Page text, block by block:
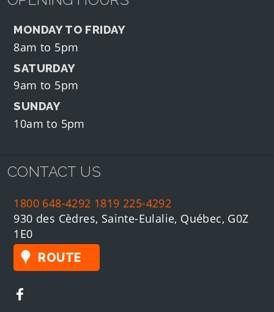
MONDAY TO FRIDAY
8am to 5pm
SATURDAY
9am to 5pm
SUNDAY
10am to 5pm
CONTACT US
1800 648-4292 1819 225-4292
930 des Cèdres, Sainte-Eulalie, Québec, G0Z
1E0
ROUTE